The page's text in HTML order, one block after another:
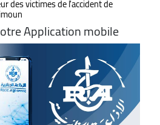
des victimes de l'accident de
Application mobile